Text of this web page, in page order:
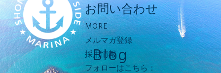
お問い合わせ
MORE
メルマガ登録
採用情報
フォローはこちら：
Blog